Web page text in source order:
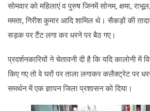
सोमवार को महिलाएं व पुरुष जिनमें सोनम, क्षमा,
ममता, गिरीश कुमार आदि शामिल थे। सैकड़ों की
सड़क पर टैंट लगा कर धरने पर बैठ गए।
प्रदर्शनकारियों ने चेतावनी दी है कि यदि कालोनी में
किए गए तो वे घरों पर ताला लगाकर कलैक्ट्रेट पर
समर्थन में एक ज्ञापन जिला प्रशासन को दिया।